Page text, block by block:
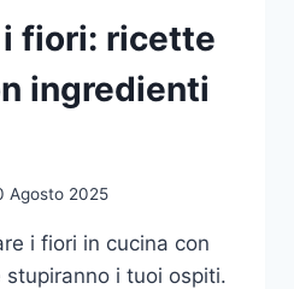
fiori: ricette
ingredienti
Agosto 2025
i fiori in cucina con
i tuoi ospiti.